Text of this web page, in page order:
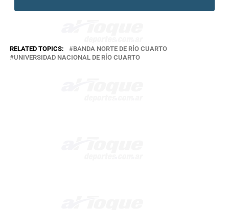
RELATED TOPICS:
BANDA NORTE DE RÍO CUARTO
UNIVERSIDAD NACIONAL DE RÍO CUARTO